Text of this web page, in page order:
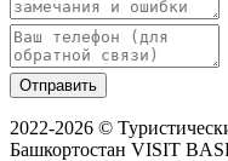
Отправить
2022-2026 ©
Башкортостан VISIT